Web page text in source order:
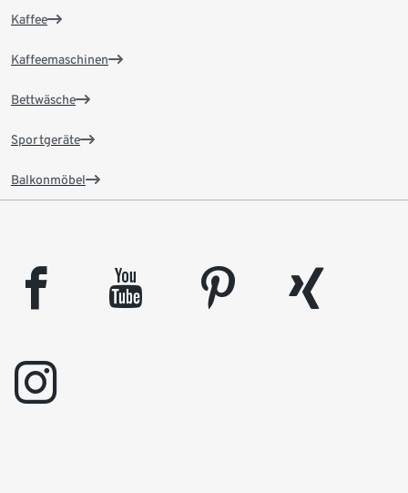
Kaffee
Kaffeemaschinen
Bettwäsche
Sportgeräte
Balkonmöbel
facebook youtube pinterest
xing
instagram